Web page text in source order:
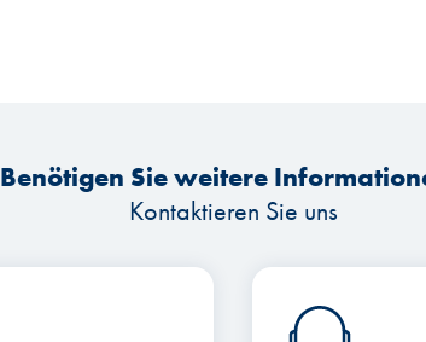
Benötigen Sie weitere
Kontaktieren Sie uns